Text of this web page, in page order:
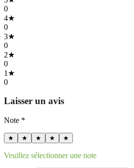
0
4★
0
3★
0
2★
0
1 ★
0
Laisser un avis
Note *
★ ★ ★ ★ ★
Veuillez sélectionner une note